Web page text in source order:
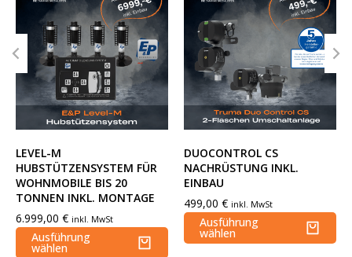
LEVEL-M
HUBSTÜTZENSYSTEM FÜR
WOHNMOBILE BIS 20
TONNEN INKL. MONTAGE
6.999,00 € inkl. MwSt
Ausführung
wählen
DUOCONTROL CS
NACHRÜSTUNG INKL.
EINBAU
499,00 € inkl. MwSt
Ausführung
wählen